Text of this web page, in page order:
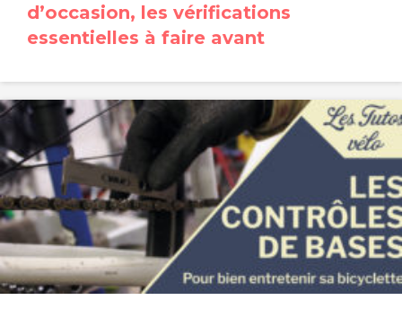
d’occasion, les vérifications
essentielles à faire avant